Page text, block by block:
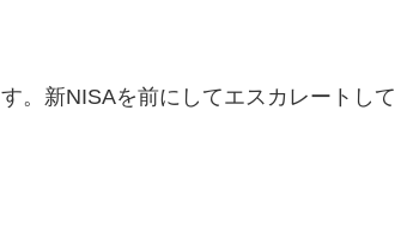
。新NISAを前にしてエスカレートして